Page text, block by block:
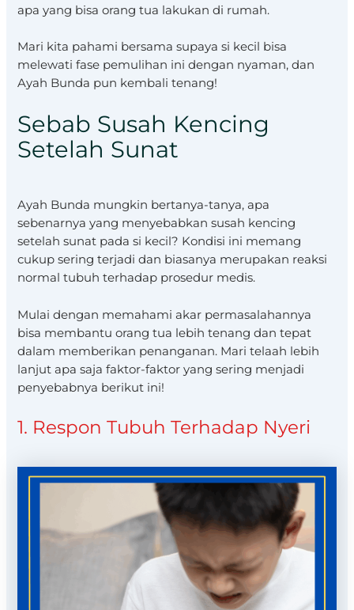
apa yang bisa orang tua lakukan di rumah.
Mari kita pahami bersama supaya si kecil bisa
melewati fase pemulihan ini dengan nyaman, dan
Ayah Bunda pun kembali tenang!
Sebab Susah Kencing
Setelah Sunat
Ayah Bunda mungkin bertanya-tanya, apa
sebenarnya yang menyebabkan susah kencing
setelah sunat pada si kecil? Kondisi ini memang
cukup sering terjadi dan biasanya merupakan reaksi
normal tubuh terhadap prosedur medis.
Mulai dengan memahami akar permasalahannya
bisa membantu orang tua lebih tenang dan tepat
dalam memberikan penanganan. Mari telaah lebih
lanjut apa saja faktor-faktor yang sering menjadi
penyebabnya berikut ini!
1. Respon Tubuh Terhadap Nyeri